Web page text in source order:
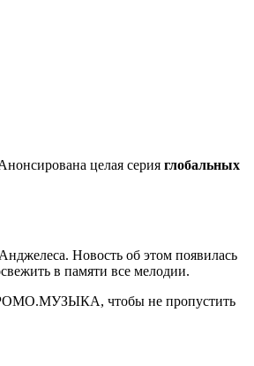
целая серия глобальных
Новость об этом появилась
в памяти все мелодии.
чтобы не пропустить